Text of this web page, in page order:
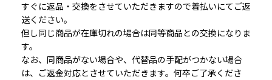
すぐに返品・交換をさせていただきますので着払いにてご返
送ください。
但し同じ商品が在庫切れの場合は同等商品との交換になりま
す。
なお、同商品がない場合や、代替品の手配がつかない場合
は、ご返金対応とさせていただきます。何卒ご了承くださ